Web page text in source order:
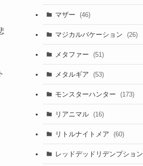
マザー (46)
マジカルバケーション (26)
メタファー (51)
メタルギア (53)
モンスターハンター (173)
リアニマル (16)
リトルナイトメア (60)
レッドデッドリデンプション